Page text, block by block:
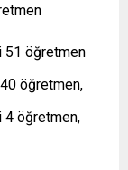
51 öğretmen
öğretmen,
4 öğretmen,